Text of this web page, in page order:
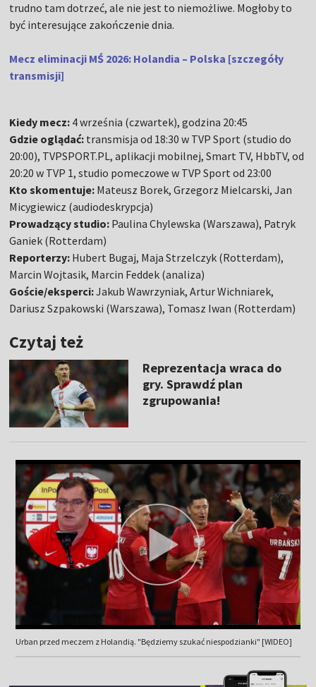
trudno tam dotrzeć, ale nie jest to niemożliwe. Mogłoby to
być interesujące zakończenie dnia.
Mecz eliminacji MŚ 2026: Holandia – Polska [szczegóły
transmisji]
Kiedy mecz: 4 września (czwartek), godzina 20:45
Gdzie oglądać: transmisja od 18:30 w TVP Sport (studio do
20:00), TVPSPORT.PL, aplikacji mobilnej, Smart TV, HbbTV, od
20:20 w TVP 1, studio pomeczowe w TVP Sport od 23:00
Kto skomentuje: Mateusz Borek, Grzegorz Mielcarski, Jan
Micygiewicz (audiodeskrypcja)
Prowadzący studio: Paulina Chylewska (Warszawa), Patryk
Ganiek (Rotterdam)
Reporterzy: Hubert Bugaj, Maja Strzelczyk (Rotterdam),
Marcin Wojtasik, Marcin Feddek (analiza)
Goście/eksperci:Jakub Wawrzyniak, Artur Wichniarek,
Dariusz Szpakowski (Warszawa), Tomasz Iwan (Rotterdam)
Czytaj też
Reprezentacja wraca do
gry. Sprawdź plan
zgrupowania!
Urban przed meczem z Holandią. "Będziemy szukać niespodzianki" [WIDEO]